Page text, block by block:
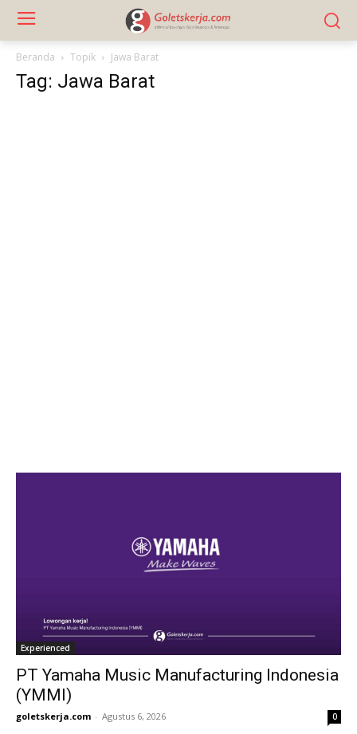
Beranda Topik Jawa Barat
Tag: Jawa Barat
Experienced
PT Yamaha Music Manufacturing Indonesia
(YMMI)
goletskerja.com - Agustus 6, 2026 0